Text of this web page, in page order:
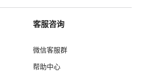
客服咨询
微信客服群
帮助中心